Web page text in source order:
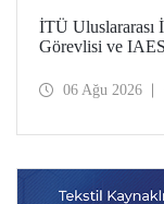
İTÜ Uluslararası
Görevlisi ve
Temmuz
06 Ağu 2026